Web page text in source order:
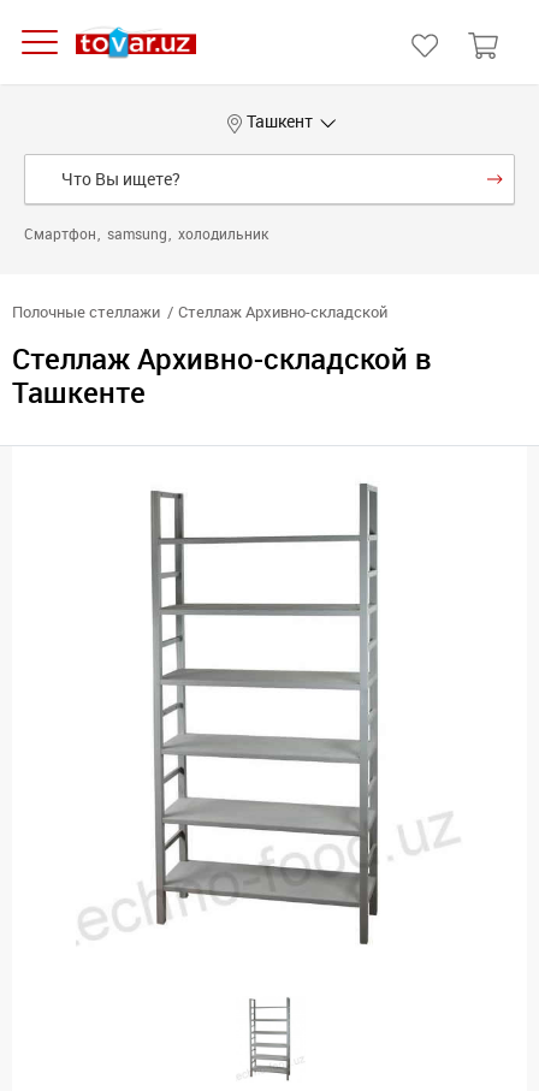
Ташкент
Смартфон samsung холодильник
Полочные стеллажи Стеллаж Архивно-складской
Стеллаж Архивно-складской в
Ташкенте